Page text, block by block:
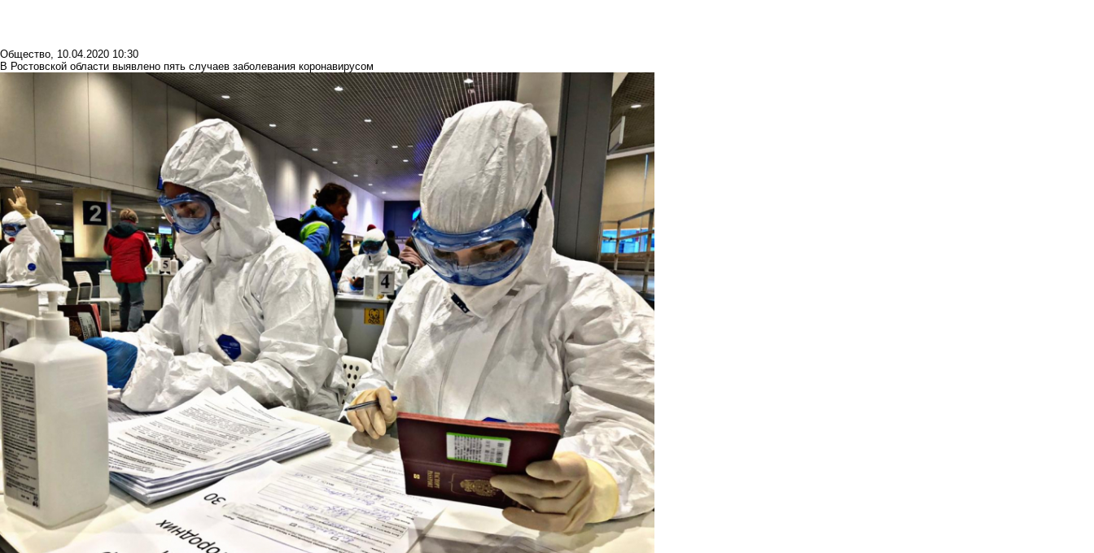
Общество, 10.04.2020 10:30
В Ростовской области выявлено пять случаев заболевания коронавирусом